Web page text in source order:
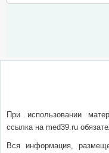
При использовании
ссылка на med39.ru
Вся информация,